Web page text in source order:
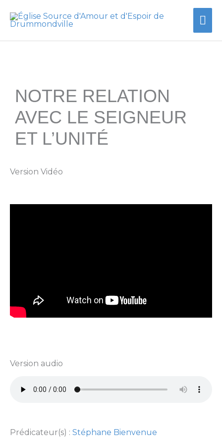
NOTRE RELATION
AVEC LE SEIGNEUR
ET L’UNITÉ
Version Vidéo
Version audio
Prédicateur(s) : Stéphane Bienvenue